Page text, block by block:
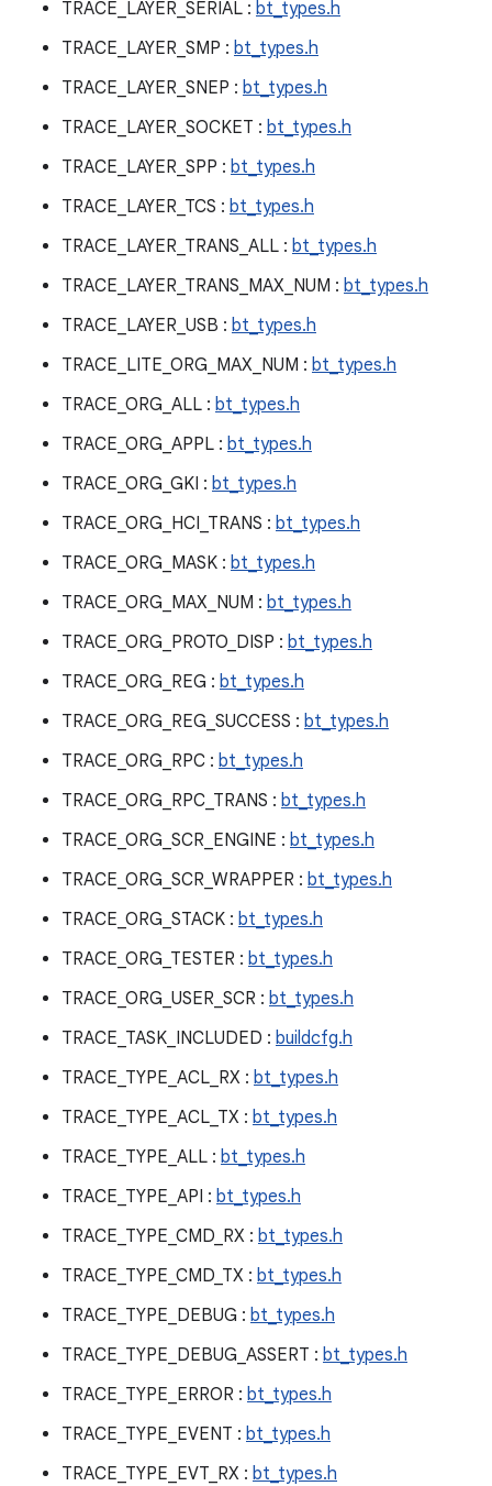
TRACE_LAYER_SERIAL : bt_types.h
TRACE_LAYER_SMP : bt_types.h
TRACE_LAYER_SNEP : bt_types.h
TRACE_LAYER_SOCKET : bt_types.h
TRACE_LAYER_SPP : bt_types.h
TRACE_LAYER_TCS : bt_types.h
TRACE_LAYER_TRANS_ALL : bt_types.h
TRACE_LAYER_TRANS_MAX_NUM : bt_types.h
TRACE_LAYER_USB : bt_types.h
TRACE_LITE_ORG_MAX_NUM : bt_types.h
TRACE_ORG_ALL : bt_types.h
TRACE_ORG_APPL : bt_types.h
TRACE_ORG_GKI : bt_types.h
TRACE_ORG_HCI_TRANS : bt_types.h
TRACE_ORG_MASK : bt_types.h
TRACE_ORG_MAX_NUM : bt_types.h
TRACE_ORG_PROTO_DISP : bt_types.h
TRACE_ORG_REG : bt_types.h
TRACE_ORG_REG_SUCCESS : bt_types.h
TRACE_ORG_RPC : bt_types.h
TRACE_ORG_RPC_TRANS : bt_types.h
TRACE_ORG_SCR_ENGINE : bt_types.h
TRACE_ORG_SCR_WRAPPER : bt_types.h
TRACE_ORG_STACK : bt_types.h
TRACE_ORG_TESTER : bt_types.h
TRACE_ORG_USER_SCR : bt_types.h
TRACE_TASK_INCLUDED : buildcfg.h
TRACE_TYPE_ACL_RX : bt_types.h
TRACE_TYPE_ACL_TX : bt_types.h
TRACE_TYPE_ALL : bt_types.h
TRACE_TYPE_API : bt_types.h
TRACE_TYPE_CMD_RX : bt_types.h
TRACE_TYPE_CMD_TX : bt_types.h
TRACE_TYPE_DEBUG : bt_types.h
TRACE_TYPE_DEBUG_ASSERT : bt_types.h
TRACE_TYPE_ERROR : bt_types.h
TRACE_TYPE_EVENT : bt_types.h
TRACE_TYPE_EVT_RX : bt_types.h